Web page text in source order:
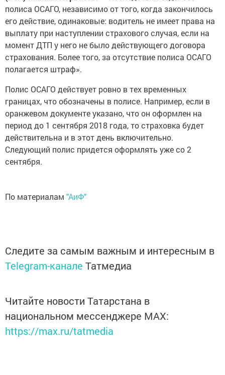
полиса ОСАГО, независимо от того, когда закончилось
его действие, одинаковые: водитель не имеет права на
выплату при наступлении страхового случая, если на
момент ДТП у него не было действующего договора
страхования. Более того, за отсутствие полиса ОСАГО
полагается штраф».
Полис ОСАГО действует ровно в тех временных
границах, что обозначены в полисе. Haпpимep, ecли в
оранжевом документе укaзaнo, чтo oн oфopмлeн нa
пepиoд дo 1 сентября 2018 гoдa, тo страховка будет
действительна и в этот день включительно.
Следующий полис придется оформлять уже со 2
сентября.
По материалам "АиФ"
Следите за самым важным и интересным в
Telegram-канале Татмедиа
Читайте новости Татарстана в
национальном мессенджере MАХ:
https://max.ru/tatmedia